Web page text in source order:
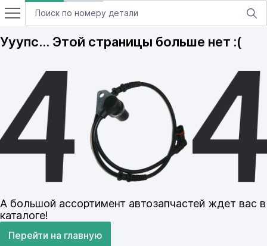
Ууупс… Этой страницы больше нет :(
А большой ассортимент автозапчастей ждет вас в
каталоге!
Перейти на главную